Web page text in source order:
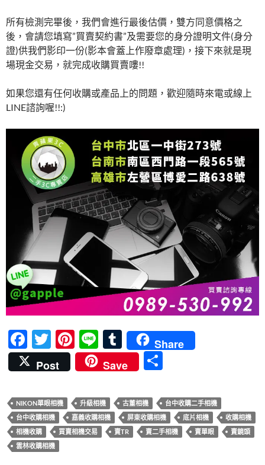
所有檢測完畢後，我們會進行最後估價，雙方同意價格之
後，會請您填寫”買賣契約書”及需要您的身分證明文件(身分
證)供我們影印一份(影本會蓋上作廢章處理)，接下來就是現
場現金交易，就完成收購買賣嘍!!
如果您還有任何收購或產品上的問題，歡迎隨時來電或線上
LINE諮詢喔!!:)
F
ac
e
b
o
o
k
T
w
itt
er
Pi
nt
er
es
t
Li
n
e
T
u
m
bl
r
Share
Post
Save
NIKON單眼相機 升級相機 古董相機
台中收購二手相機
台中收購相機
嘉義收購相機 屏東收購相機 底片相機
收購相機
相機收購
買賣相機交易 賣TR 賣二手相機 賣單眼
賣鏡頭
雲林收購相機